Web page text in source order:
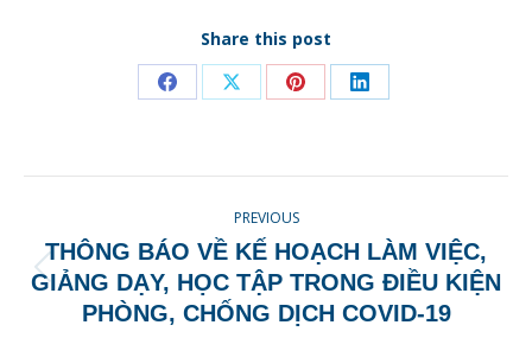
Share this post
Share Share Share Share
NAVIGATION
PREVIOUS
Previous
post:
THÔNG BÁO VỀ KẾ HOẠCH LÀM VIỆC,
GIẢNG DẠY, HỌC TẬP TRONG ĐIỀU KIỆN
PHÒNG, CHỐNG DỊCH COVID-19